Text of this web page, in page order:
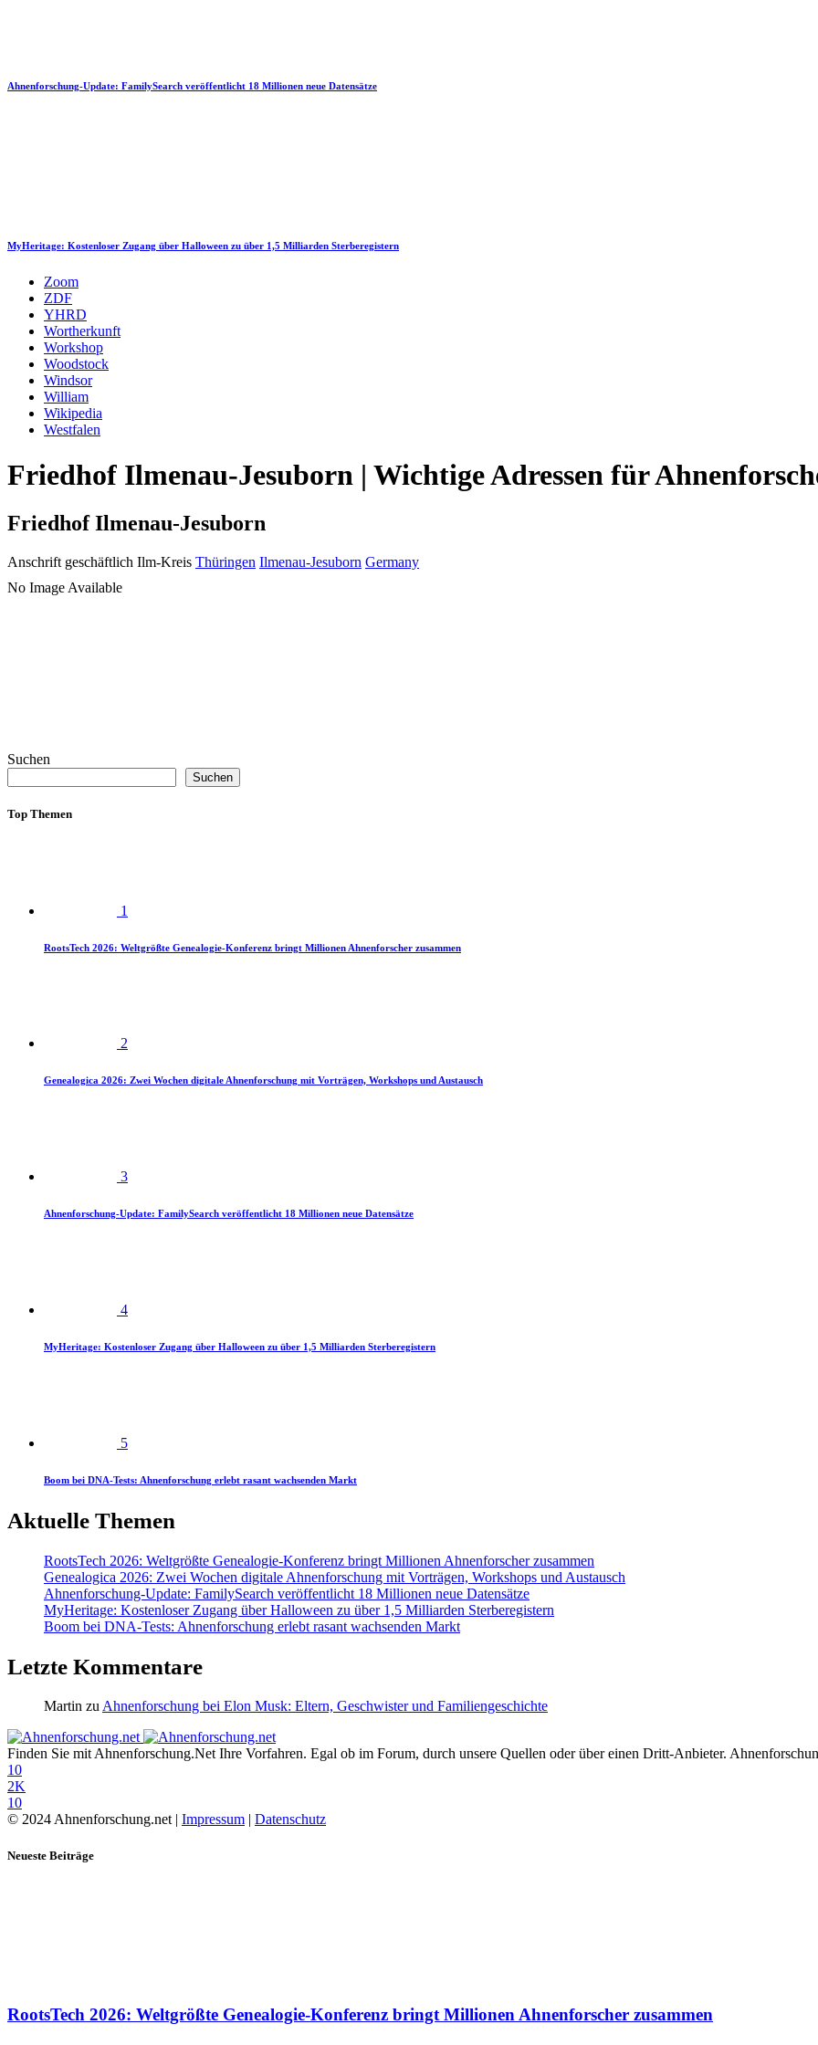
Ahnenforschung-Update: FamilySearch veröffentlicht 18 Millionen neue Datensätze
MyHeritage: Kostenloser Zugang über Halloween zu über 1,5 Milliarden Sterberegistern
Zoom
ZDF
YHRD
Wortherkunft
Workshop
Woodstock
Windsor
William
Wikipedia
Westfalen
Friedhof Ilmenau-Jesuborn | Wichtige Adressen für
Friedhof Ilmenau-Jesuborn
Anschrift geschäftlich Ilm-Kreis Thüringen Ilmenau-Jesuborn Germany
No Image Available
Suchen
Suchen
Top Themen
1
RootsTech 2026: Weltgrößte Genealogie-Konferenz bringt Millionen Ahnenforscher zusammen
2
Genealogica 2026: Zwei Wochen digitale Ahnenforschung mit Vorträgen, Workshops und Austausch
3
Ahnenforschung-Update: FamilySearch veröffentlicht 18 Millionen neue Datensätze
4
MyHeritage: Kostenloser Zugang über Halloween zu über 1,5 Milliarden Sterberegistern
5
Boom bei DNA-Tests: Ahnenforschung erlebt rasant wachsenden Markt
Aktuelle Themen
RootsTech 2026: Weltgrößte Genealogie-Konferenz bringt Millionen Ahnenforscher zusammen
Genealogica 2026: Zwei Wochen digitale Ahnenforschung mit Vorträgen, Workshops und Austausch
Ahnenforschung-Update: FamilySearch veröffentlicht 18 Millionen neue Datensätze
MyHeritage: Kostenloser Zugang über Halloween zu über 1,5 Milliarden Sterberegistern
Boom bei DNA-Tests: Ahnenforschung erlebt rasant wachsenden Markt
Letzte Kommentare
Martin zuAhnenforschung bei Elon Musk: Eltern, Geschwister und Familiengeschichte
Finden Sie mit Ahnenforschung.Net Ihre Vorfahren. Egal ob im Forum, durch unsere Quellen oder über einen Dritt-Anbieter.
10
2K
10
© 2024 Ahnenforschung.net | Impressum Datenschutz
Neueste Beiträge
RootsTech 2026: Weltgrößte Genealogie-Konferenz bringt Millionen Ahnenforscher zusammen